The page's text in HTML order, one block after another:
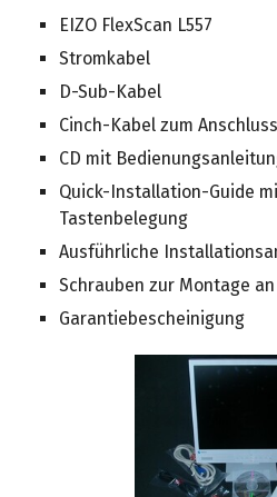
EIZO FlexScan L557
Stromkabel
D-Sub-Kabel
Cinch-Kabel zum
CD mit
Quick-Installation-Guide
Tastenbelegung
Ausführliche
Schrauben zur Montage
Garantiebescheinigung